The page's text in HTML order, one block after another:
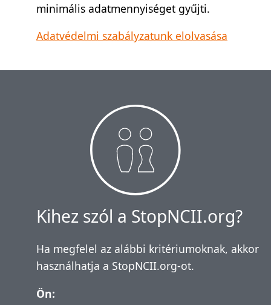
minimális adatmennyiséget gyűjti.
Adatvédelmi szabályzatunk elolvasása
Kihez szól a StopNCII.org?
Ha megfelel az alábbi kritériumoknak, akkor
használhatja a StopNCII.org-ot.
Ön: